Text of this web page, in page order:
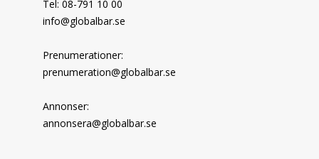
Tel: 08-791 10 00
info@globalbar.se
Prenumerationer:
prenumeration@globalbar.se
Annonser:
annonsera@globalbar.se